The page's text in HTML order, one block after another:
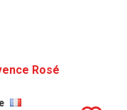
Rosé